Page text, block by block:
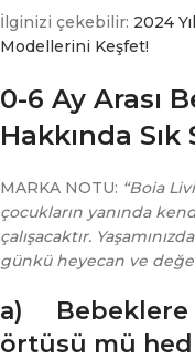
İlginizi çekebilir: 2024
Modellerini Keşfet!
0-6 Ay Arası
Hakkında
MARKA NOTU: “Boia
çocukların yanında
çalışacaktır.
günkü heyecan ve
a) Bebeklere
örtüsü mü